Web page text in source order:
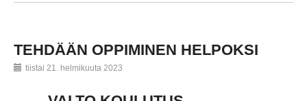
TEHDÄÄN OPPIMINEN HELPOKSI
tiistai 21. helmikuuta 2023